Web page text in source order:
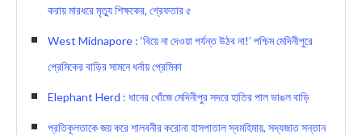
করায় মারধরে মৃত্যু শিক্ষকের, গ্রেফতার ৫
West Midnapore : ‘বিয়ে না দেওয়া পর্যন্ত উঠব না!’ পশ্চিম মেদিনীপুরে
প্রেমিকের বাড়ির সামনে ধর্নায় প্রেমিকা
Elephant Herd : ধানের খোঁজে মেদিনীপুর সদরে হাতির পাল ভাঙল বাড়ি
প্রতিকূলতাকে জয় করে শালবনীর করোনা হাসপাতাল স্বমহিমায়, সদ্যজাত সন্তান